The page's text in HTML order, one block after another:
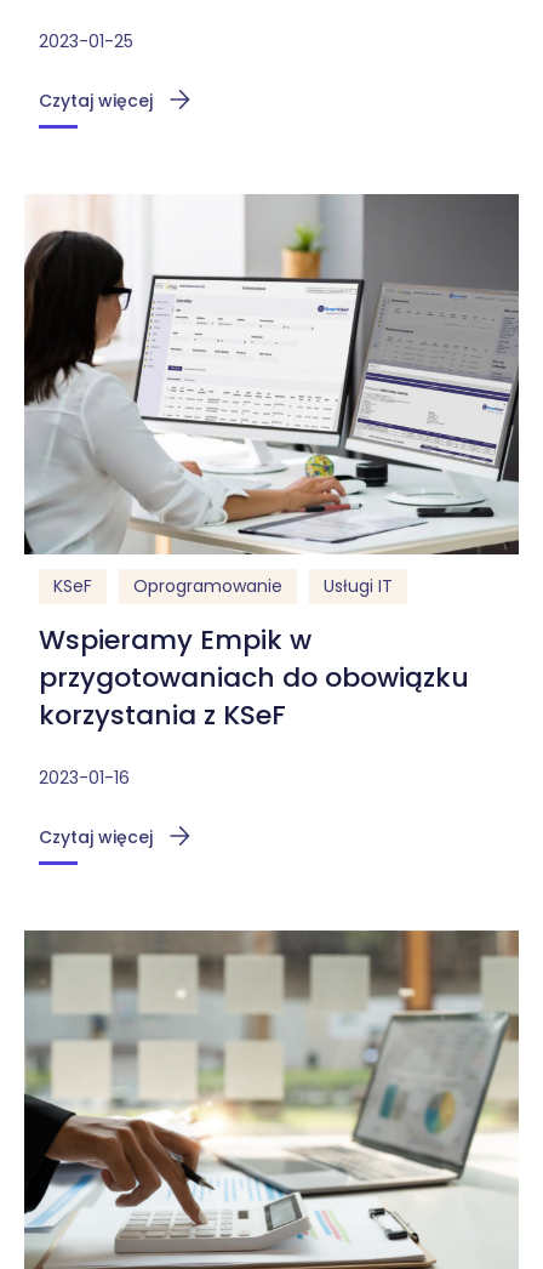
2023-01-25
Czytaj więcej
KSeF Oprogramowanie Usługi IT
Wspieramy Empik w
przygotowaniach do obowiązku
korzystania z KSeF
2023-01-16
Czytaj więcej